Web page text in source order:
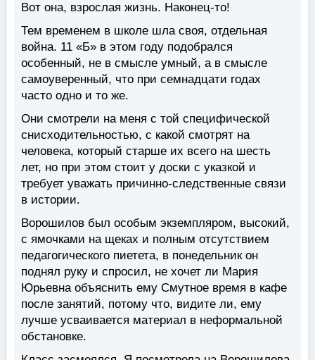
Вот она, взрослая жизнь. Наконец-то!
Тем временем в школе шла своя, отдельная
война. 11 «Б» в этом году подобрался
особенный, не в смысле умный, а в смысле
самоуверенный, что при семнадцати годах
часто одно и то же.
Они смотрели на меня с той специфической
снисходительностью, с какой смотрят на
человека, который старше их всего на шесть
лет, но при этом стоит у доски с указкой и
требует уважать причинно-следственные связи
в истории.
Ворошилов был особым экземпляром, высокий,
с ямочками на щеках и полным отсутствием
педагогического пиетета, в понедельник он
поднял руку и спросил, не хочет ли Мария
Юрьевна объяснить ему Смутное время в кафе
после занятий, потому что, видите ли, ему
лучше усваивается материал в неформальной
обстановке.